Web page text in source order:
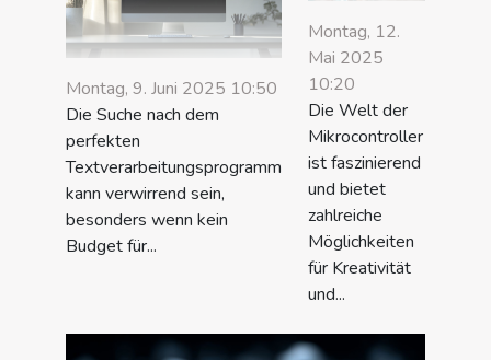
Montag, 9. Juni 2025 10:50
Die Suche nach dem
perfekten
Textverarbeitungsprogramm
kann verwirrend sein,
besonders wenn kein
Budget für...
Montag, 12.
Mai 2025
10:20
Die Welt der
Mikrocontroller
ist faszinierend
und bietet
zahlreiche
Möglichkeiten
für Kreativität
und...